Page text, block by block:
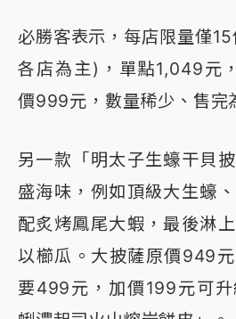
必勝客表示，每店限量僅
各店為主)，單點1,049元
價999元，數量稀少、售完
另一款「明太子生蠔干貝
盛海味，例如頂級大生蠔
配炙烤鳳尾大蝦，最後淋
以櫛瓜。大披薩原價949
要499元，加價199元可